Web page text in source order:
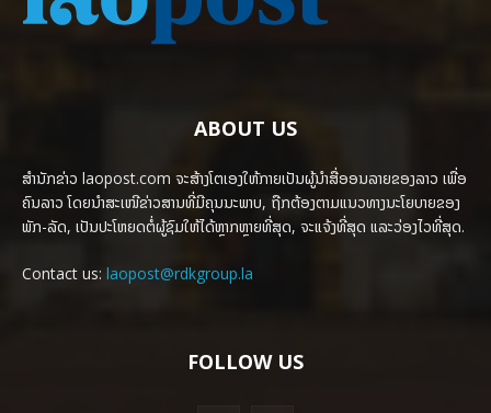
ABOUT US
ສຳນັກຂ່າວ laopost.com ຈະສ້າງໂຕເອງໃຫ້ກາຍເປັນຜູ້ນຳສື່ອອນລາຍຂອງລາວ ເພື່ອ
ຄົນລາວ ໂດຍນຳສະເໜີຂ່າວສານທີ່ມີຄຸນນະພາບ, ຖືກຕ້ອງຕາມແນວທາງນະໂຍບາຍຂອງ
ພັກ-ລັດ, ເປັນປະໂຫຍດຕໍ່ຜູ້ຊົມໃຫ້ໄດ້ຫຼາກຫຼາຍທີ່ສຸດ, ຈະແຈ້ງທີ່ສຸດ ແລະວ່ອງໄວທີ່ສຸດ.
Contact us: laopost@rdkgroup.la
FOLLOW US